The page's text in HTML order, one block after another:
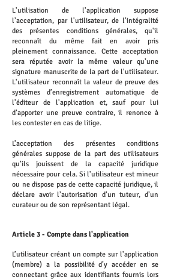
L'utilisation de l'application suppose
l’acceptation, par l'utilisateur, de l’intégralité
des présentes conditions générales, qu'il
reconnaît du même fait en avoir pris
pleinement connaissance. Cette acceptation
sera réputée avoir la même valeur qu’une
signature manuscrite de la part de l'utilisateur.
L'utilisateur reconnaît la valeur de preuve des
systèmes d’enregistrement automatique de
l’éditeur de l'application et, sauf pour lui
d’apporter une preuve contraire, il renonce à
les contester en cas de litige.
L’acceptation des présentes conditions
générales suppose de la part des utilisateurs
qu’ils jouissent de la capacité juridique
nécessaire pour cela. Si l'utilisateur est mineur
ou ne dispose pas de cette capacité juridique, il
déclare avoir l’autorisation d’un tuteur, d’un
curateur ou de son représentant légal.
Article 3 - Compte dans l'application
L’utilisateur créant un compte sur l'application
(membre) a la possibilité d’y accéder en se
connectant grâce aux identifiants fournis lors